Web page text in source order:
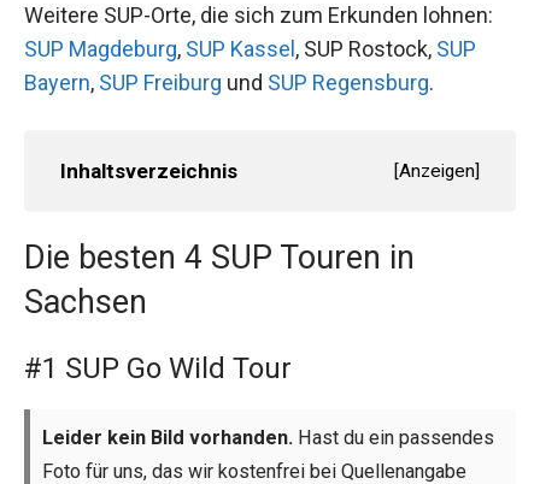
Weitere SUP-Orte, die sich zum Erkunden lohnen:
SUP Magdeburg, SUP Kassel, SUP Rostock, SUP
Bayern, SUP Freiburg und SUP Regensburg.
Inhaltsverzeichnis [Anzeigen]
Die besten 4 SUP Touren in
Sachsen
#1 SUP Go Wild Tour
Leider kein Bild vorhanden. Hast du ein passendes
Foto für uns, das wir kostenfrei bei Quellenangabe